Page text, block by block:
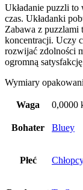
Układanie puzzli to
czas. Układanki
Zabawa z puzzlami
koncentracji. Uczy
rozwijać zdolności
ogromną
Wymiary
Waga 0,0000
Bohater Bluey
Płeć Chłopcy